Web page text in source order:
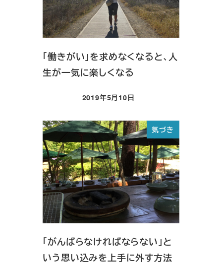
「働きがい」を求めなくなると、人
生が一気に楽しくなる
投稿日
2019年5月10日
気づき
「がんばらなければならない」と
いう思い込みを上手に外す方法